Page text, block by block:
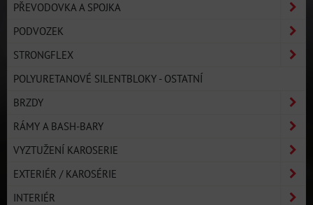
PŘEVODOVKA A SPOJKA
PODVOZEK
STRONGFLEX
POLYURETANOVÉ SILENTBLOKY - OSTATNÍ
BRZDY
RÁMY A BASH-BARY
VYZTUŽENÍ KAROSERIE
EXTERIÉR / KAROSÉRIE
INTERIÉR